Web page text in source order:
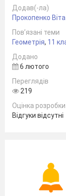
А)
Б) зрізаної
В) зрізаного
сторона
А) 12дм³;
В) 64дм³;
сторона
А) 600х см³;
Б) 60х см³;
Додав(-ла)
Прокопенко
Пов’язані теми
Геометрія, 11
Додано
6 лютого
Переглядів
219
Оцінка розробки
Відгуки відсутні